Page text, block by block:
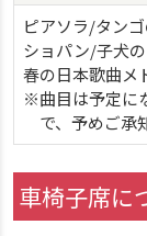
ピアソラ/タン
ショパン/子犬
春の日本歌曲
※曲目は予定に
で、予めご承
車椅子席に